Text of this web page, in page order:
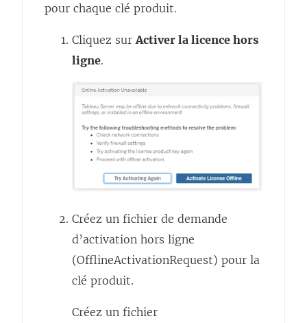
pour chaque clé produit.
Cliquez sur Activer la licence hors
ligne.
Créez un fichier de demande
d’activation hors ligne
(OfflineActivationRequest) pour la
clé produit.
Créez un fichier